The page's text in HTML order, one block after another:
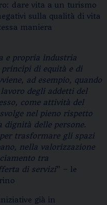
dare vita a un turismo
sulla qualità di vita
maniera
e propria industria
principi di equità e di
ad esempio, quando
degli addetti del
come attività del
nel pieno rispetto
delle persone.
trasformare gli spazi
nella valorizzazione
tra
di servizi” – le
già in